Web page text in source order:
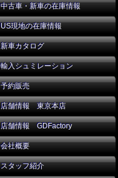
中古車・新車の在庫情報
US現地の在庫情報
新車カタログ
輸入シュミレーション
予約販売
店舗情報 東京本店
店舗情報 GDFactory
会社概要
スタッフ紹介